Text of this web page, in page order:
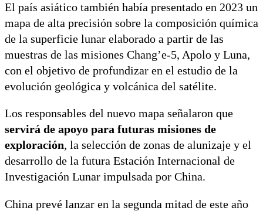
El país asiático también había presentado en 2023 un
mapa de alta precisión sobre la composición química
de la superficie lunar elaborado a partir de las
muestras de las misiones Chang’e-5, Apolo y Luna,
con el objetivo de profundizar en el estudio de la
evolución geológica y volcánica del satélite.
Los responsables del nuevo mapa señalaron que
servirá de apoyo para futuras misiones de
exploración, la selección de zonas de alunizaje y el
desarrollo de la futura Estación Internacional de
Investigación Lunar impulsada por China.
China prevé lanzar en la segunda mitad de este año